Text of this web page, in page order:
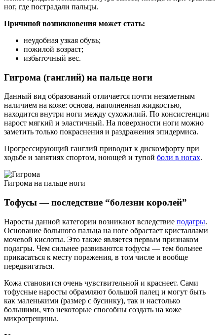
ног, где пострадали пальцы.
Причиной возникновения может стать:
неудобная узкая обувь;
пожилой возраст;
избыточный вес.
Гигрома (ганглий) на пальце ноги
Данный вид образований отличается почти незаметным
наличием на коже: основа, наполненная жидкостью,
находится внутри ноги между сухожилий. По консистенции
нарост мягкий и эластичный. На поверхности ноги можно
заметить только покраснения и раздражения эпидермиса.
Прогрессирующий ганглий приводит к дискомфорту при
ходьбе и занятиях спортом, ноющей и тупой боли в ногах.
Гигрома на пальце ноги
Тофусы — последствие “болезни королей”
Наросты данной категории возникают вследствие подагры.
Основание большого пальца на ноге обрастает кристаллами
мочевой кислоты. Это также является первым признаком
подагры. Чем сильнее развиваются тофусы — тем больнее
прикасаться к месту поражения, в том числе и вообще
передвигаться.
Кожа становится очень чувствительной и краснеет. Сами
тофусные наросты обрамляют большой палец и могут быть
как маленькими (размер с бусинку), так и настолько
большими, что некоторые способны создать на коже
микротрещины.